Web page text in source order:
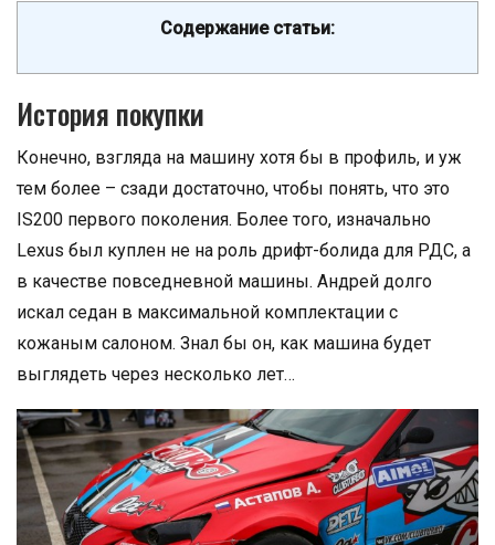
Содержание статьи:
История покупки
Конечно, взгляда на машину хотя бы в профиль, и уж
тем более – сзади достаточно, чтобы понять, что это
IS200 первого поколения. Более того, изначально
Lexus был куплен не на роль дрифт-болида для РДС, а
в качестве повседневной машины. Андрей долго
искал седан в максимальной комплектации с
кожаным салоном. Знал бы он, как машина будет
выглядеть через несколько лет…